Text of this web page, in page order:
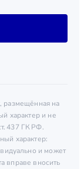
размещённая на
характер и не
437 ГК РФ.
характер:
и может
вправе вносить